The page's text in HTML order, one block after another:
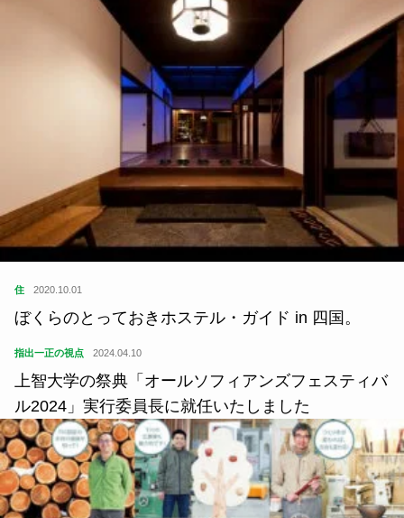
住 2020.10.01
ぼくらのとっておきホステル・ガイド in 四国。
指出一正の視点 2024.04.10
上智大学の祭典「オールソフィアンズフェスティバ
ル2024」実行委員長に就任いたしました